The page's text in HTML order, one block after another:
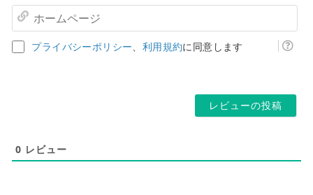
ア
ー
プライバシーポリシー、 利用規約に同意します
0 レビュー